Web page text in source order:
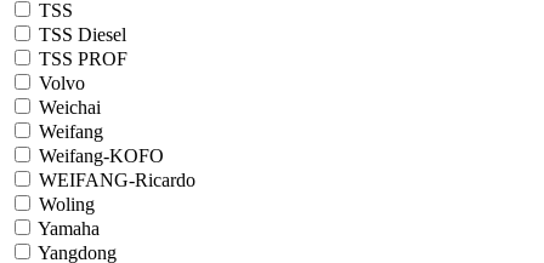
TSS
TSS Diesel
TSS PROF
Volvo
Weichai
Weifang
Weifang-KOFO
WEIFANG-Ricardo
Woling
Yamaha
Yangdong